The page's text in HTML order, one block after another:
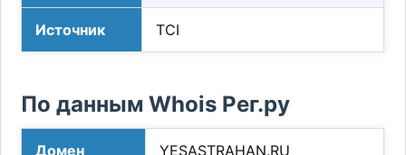
Источник TCI
По данным Whois Рег.ру
Домен YESASTRAHAN.RU